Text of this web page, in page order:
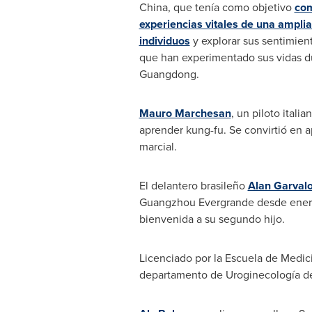
China, que tenía como objetivo
experiencias vitales de una
individuos y explorar sus
que han experimentado sus vidas
Guangdong.
Mauro Marchesan, un piloto
aprender kung-fu. Se convirtió en
marcial.
El delantero brasileñoAlan
Guangzhou Evergrande desde
bienvenida a su segundo hijo.
Licenciado por la Escuela de
departamento de Uroginecología